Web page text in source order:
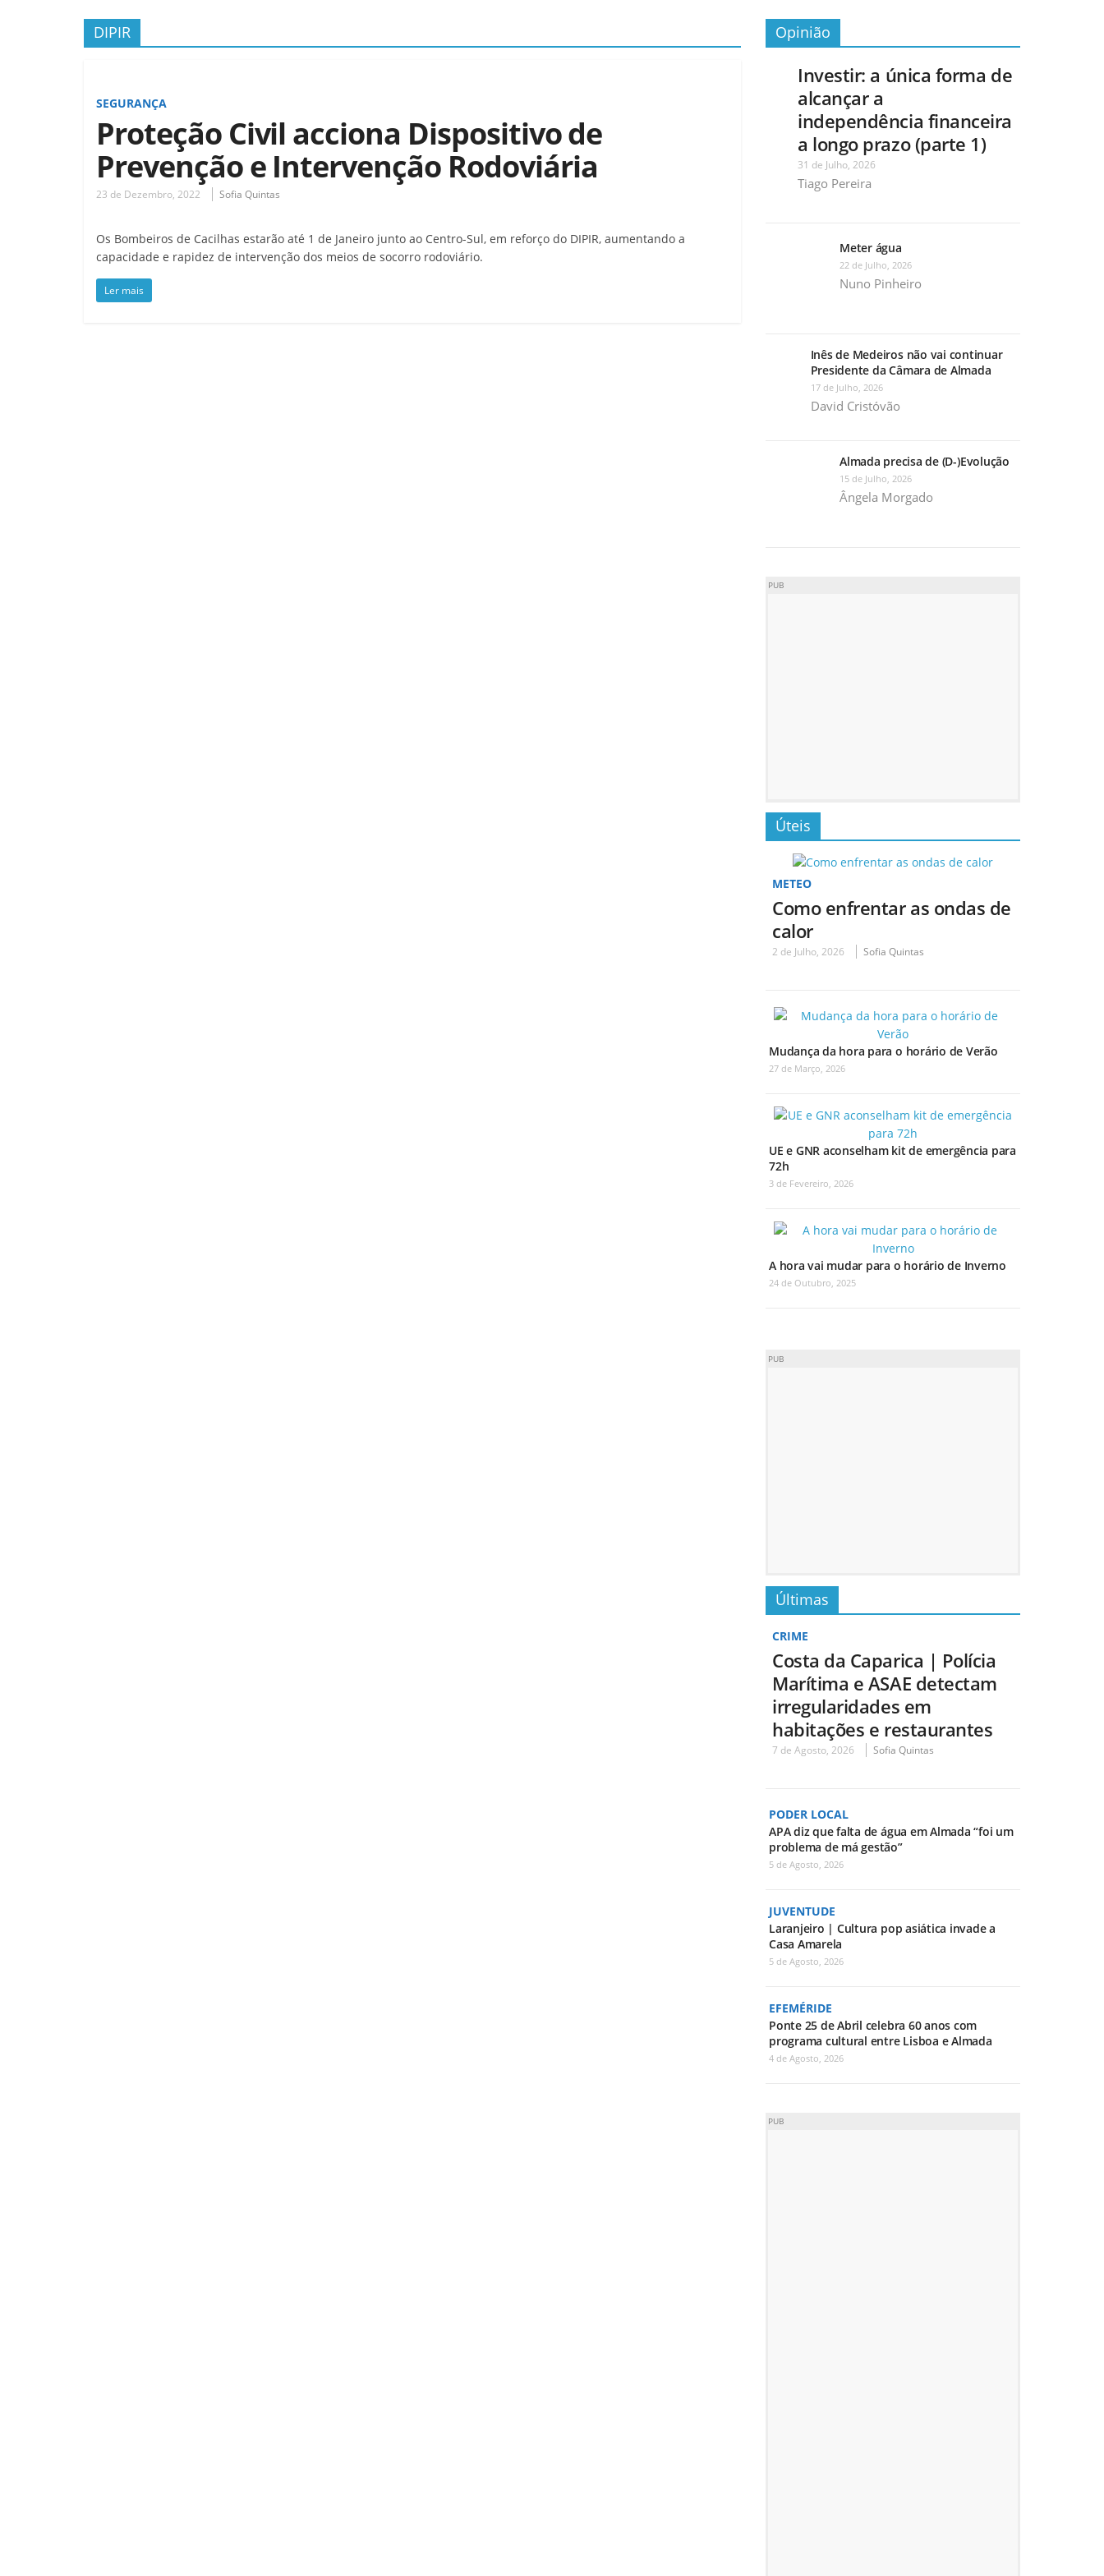
DIPIR
SEGURANÇA
Proteção Civil acciona Dispositivo de
Prevenção e Intervenção Rodoviária
23 de Dezembro, 2022 Sofia Quintas
Os Bombeiros de Cacilhas estarão até 1 de Janeiro junto ao Centro-Sul, em reforço do DIPIR, aumentando a
capacidade e rapidez de intervenção dos meios de socorro rodoviário.
Ler mais
Opinião
Investir: a única forma de
alcançar a
independência financeira
a longo prazo (parte 1)
31 de Julho, 2026
Tiago Pereira
Meter água
22 de Julho, 2026
Nuno Pinheiro
Inês de Medeiros não vai continuar
Presidente da Câmara de Almada
17 de Julho, 2026
David Cristóvão
Almada precisa de (D-)Evolução
15 de Julho, 2026
Ângela Morgado
PUB
Úteis
METEO
Como enfrentar as ondas de
calor
2 de Julho, 2026 Sofia Quintas
Mudança da hora para o horário de Verão
27 de Março, 2026
UE e GNR aconselham kit de emergência para
72h
3 de Fevereiro, 2026
A hora vai mudar para o horário de Inverno
24 de Outubro, 2025
PUB
Últimas
CRIME
Costa da Caparica | Polícia
Marítima e ASAE detectam
irregularidades em
habitações e restaurantes
7 de Agosto, 2026 Sofia Quintas
PODER LOCAL
APA diz que falta de água em Almada “foi um
problema de má gestão”
5 de Agosto, 2026
JUVENTUDE
Laranjeiro | Cultura pop asiática invade a
Casa Amarela
5 de Agosto, 2026
EFEMÉRIDE
Ponte 25 de Abril celebra 60 anos com
programa cultural entre Lisboa e Almada
4 de Agosto, 2026
PUB